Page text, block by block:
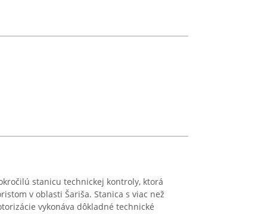
stanicu technickej kontroly, ktorá
v oblasti Šariša. Stanica s viac než
vykonáva dôkladné technické